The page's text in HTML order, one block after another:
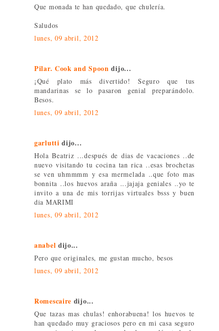
Que monada te han quedado, que chulería.
Saludos
lunes, 09 abril, 2012
Pilar. Cook and Spoon dijo...
¡Qué plato más divertido! Seguro que tus
mandarinas se lo pasaron genial preparándolo.
Besos.
lunes, 09 abril, 2012
garlutti dijo...
Hola Beatriz ...después de dias de vacaciones ..de
nuevo visitando tu cocina tan rica ..esas brochetas
se ven uhmmmm y esa mermelada ..que foto mas
bonnita ..los huevos araña ...jajaja geniales ..yo te
invito a una de mis torrijas virtuales bsss y buen
dia MARIMI
lunes, 09 abril, 2012
anabel dijo...
Pero que originales, me gustan mucho, besos
lunes, 09 abril, 2012
Romescaire dijo...
Que tazas mas chulas! enhorabuena! los huevos te
han quedado muy graciosos pero en mi casa seguro